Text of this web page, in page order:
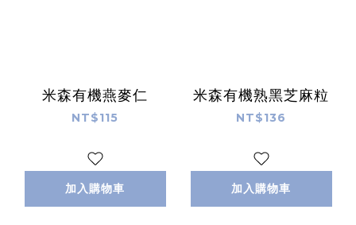
米森有機燕麥仁
NT$115
加入購物車
米森有機熟黑芝麻粒
NT$136
加入購物車